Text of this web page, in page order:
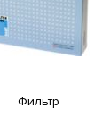
Фильтр